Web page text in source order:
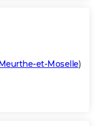
et-Moselle)